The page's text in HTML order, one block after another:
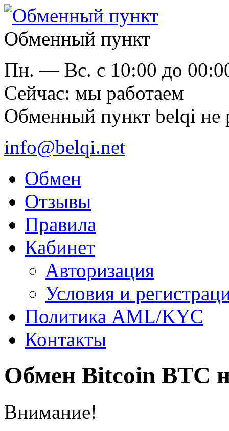
Обменный пункт
Пн. — Вс. с 10:00 до
Cейчас: мы работаем
Обменный пункт belqi не
info@belqi.net
Обмен
Отзывы
Правила
Кабинет
Авторизация
Условия и
Политика AML/KYC
Контакты
Обмен Bitcoin BTC
Внимание!